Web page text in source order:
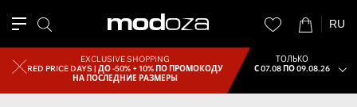
RU
EXCLUSIVE SHOPPING
RED PRICE DAYS |ДО -50% + 10% ПО ПРОМОКОДУ
НА ПОСЛЕДНИЕ РАЗМЕРЫ
ТОЛЬКО
С 07.08 ПО 09.08.26